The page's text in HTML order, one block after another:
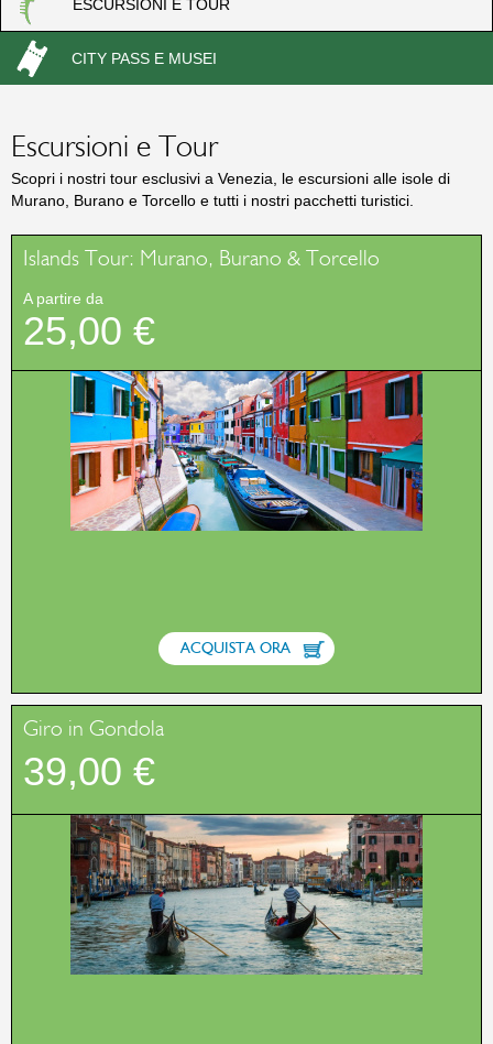
t
ESCURSIONI E TOUR
CITY PASS E MUSEI
Escursioni e Tour
Scopri i nostri tour esclusivi a Venezia, le escursioni alle isole di
Murano, Burano e Torcello e tutti i nostri pacchetti turistici.
Islands Tour: Murano, Burano & Torcello
A partire da
25,00 €
ACQUISTA ORA
Giro in Gondola
39,00 €